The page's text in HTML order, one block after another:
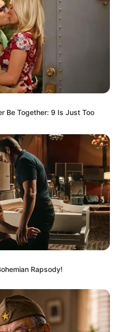
Be Together: 9 Is Just Too
Rapsody!